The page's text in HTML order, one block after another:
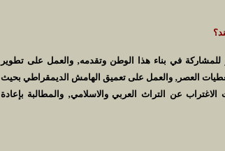
في بناء هذا الوطن وتقدمه‚ والعمل على تطوير
العصر‚ والعمل على تعميق الهامش الديمقراطي بحيث
الاغتراب عن التراث العربي والاسلامي‚ والمطالبة بإعادة